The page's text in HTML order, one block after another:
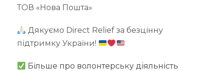
ТОВ «Нова Пошта»
Дякуємо Direct Relief за безцінну
підтримку України!
Більше про волонтерську діяльність